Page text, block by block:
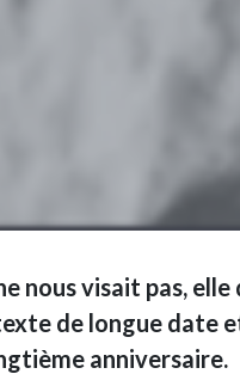
nous visait pas,
de longue date
anniversaire.